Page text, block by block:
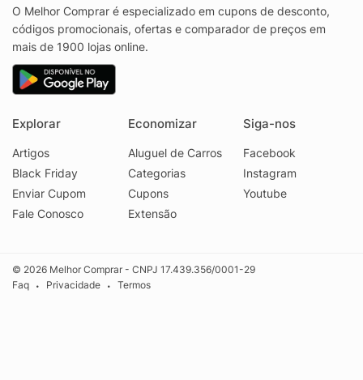
O Melhor Comprar é especializado em cupons de desconto,
códigos promocionais, ofertas e comparador de preços em
mais de 1900 lojas online.
Explorar
Artigos
Black Friday
Enviar Cupom
Fale Conosco
Economizar
Aluguel de Carros
Categorias
Cupons
Extensão
Siga-nos
Facebook
Instagram
Youtube
© 2026 Melhor Comprar - CNPJ 17.439.356/0001-29
Faq
• Privacidade • Termos